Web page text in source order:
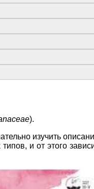
).
изучить
и от этого